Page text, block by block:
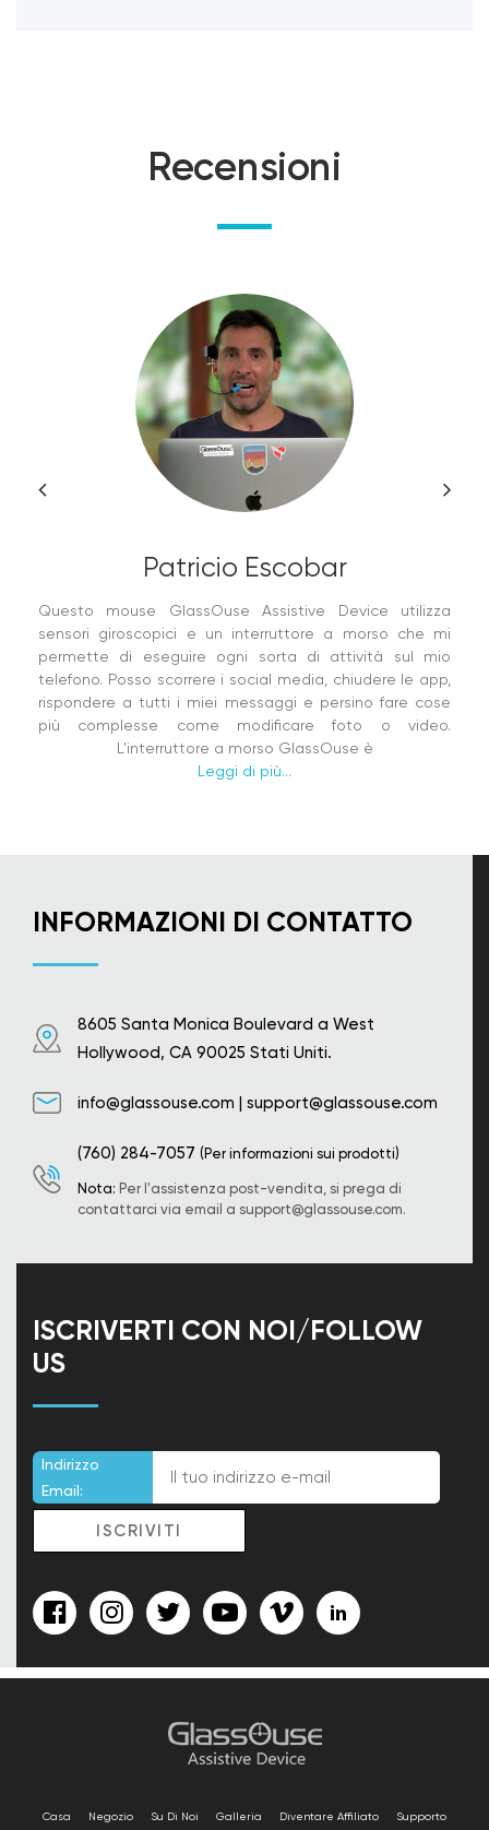
Recensioni
Patricio Escobar
Questo mouse GlassOuse Assistive Device utilizza
sensori giroscopici e un interruttore a morso che mi
permette di eseguire ogni sorta di attività sul mio
telefono. Posso scorrere i social media, chiudere le app,
rispondere a tutti i miei messaggi e persino fare cose
più complesse come modificare foto o video.
L'interruttore a morso GlassOuse è
Leggi di più...
INFORMAZIONI DI CONTATTO
8605 Santa Monica Boulevard a West
Hollywood, CA 90025 Stati Uniti.
info@glassouse.com | support@glassouse.com
(760) 284-7057 (Per informazioni sui prodotti)
Nota: Per l'assistenza post-vendita, si prega di
contattarci via email a support@glassouse.com.
ISCRIVERTI CON NOI/FOLLOW
US
Indirizzo
Email:
Casa Negozio Su Di Noi Galleria Diventare Affiliato Supporto